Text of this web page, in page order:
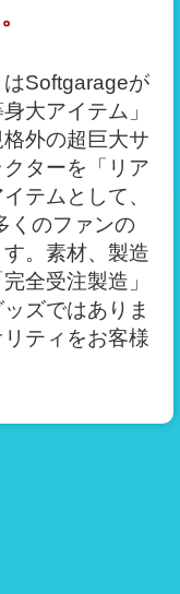
Softgarageが
大アイテム」
外の超巨大サ
ターを「リア
テムとして、
くのファンの
。素材、製造
全受注製造」
ズではありま
ティをお客様